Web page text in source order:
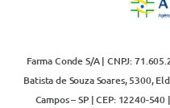
Farma Conde S/A | CNPJ:
Batista de Souza Soares, 5300,
Campos – SP | CEP: 12240-